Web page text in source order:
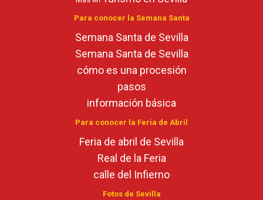
Para conocer la Semana Santa
Semana Santa de Sevilla
Semana Santa de Sevilla
cómo es una procesión
pasos
información básica
Para conocer la Feria de Abril
Feria de abril de Sevilla
Real de la Feria
calle del Infierno
Fotos de Sevilla